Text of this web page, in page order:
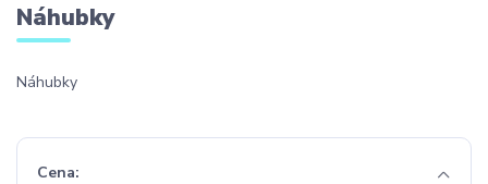
Náhubky
Náhubky
Cena: